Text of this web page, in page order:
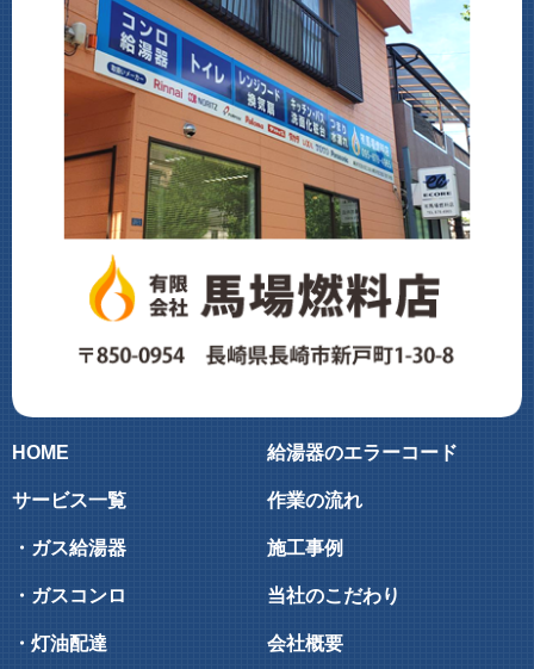
HOME
サービス一覧
・ガス給湯器
・ガスコンロ
・灯油配達
給湯器のエラーコード
作業の流れ
施工事例
当社のこだわり
会社概要